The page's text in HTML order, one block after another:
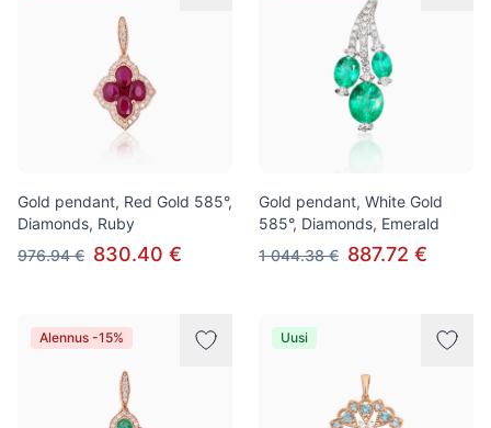
Gold pendant, Red Gold 585°,
Diamonds, Ruby
976.94 € 830.40 €
Gold pendant, White Gold
585°, Diamonds, Emerald
1 044.38 € 887.72 €
Alennus -15% Uusi